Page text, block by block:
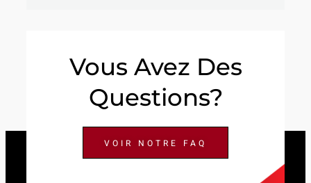
Vous Avez Des
Questions?
VOIR NOTRE FAQ